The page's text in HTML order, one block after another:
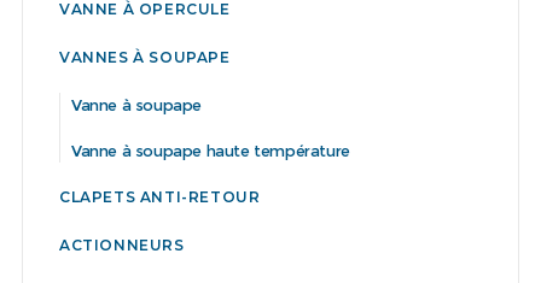
VANNE À OPERCULE
VANNES À SOUPAPE
Vanne à soupape
Vanne à soupape haute température
CLAPETS ANTI-RETOUR
ACTIONNEURS